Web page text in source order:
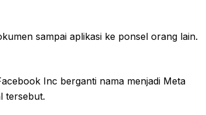
sampai aplikasi ke ponsel orang lain.
Inc berganti nama menjadi Meta
tersebut.